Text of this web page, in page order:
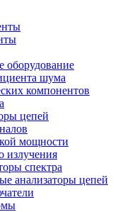
оборудование
шума
компонентов
цепей
мощности
излучения
спектра
анализаторы цепей